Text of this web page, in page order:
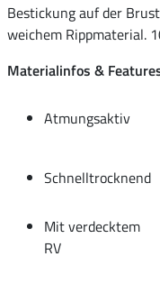
Bestickung auf der
weichem Rippmaterial.
Materialinfos &
Atmungsaktiv
Schnelltrocknend
Mit verdecktem
RV